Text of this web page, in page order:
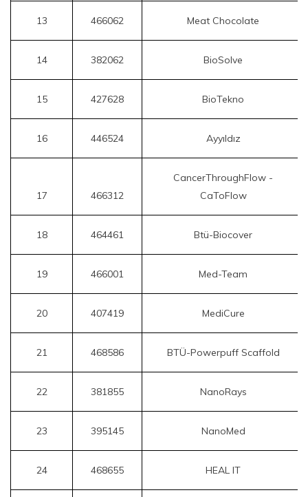
13 466062 Meat Chocolate
14 382062 BioSolve
15 427628 BioTekno
16 446524 Ayyıldız
17 466312
CancerThroughFlow -
CaToFlow
18 464461 Btü-Biocover
19 466001 Med-Team
20 407419 MediCure
21 468586 BTÜ-Powerpuff Scaffold
22 381855 NanoRays
23 395145 NanoMed
24 468655 HEAL IT